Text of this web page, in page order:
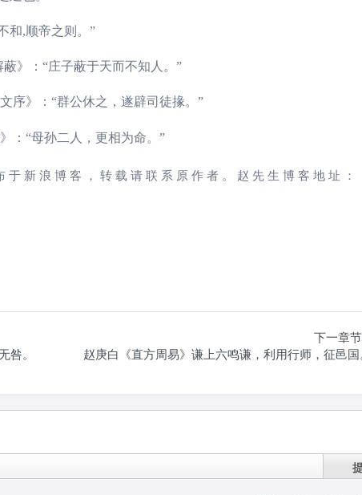
和,顺帝之则。”
》：“庄子蔽于天而不知人。”
序》：“群公休之，遂辟司徒掾。”
：“母孙二人，更相为命。”
新浪博客，转载请联系原作者。赵先生博客地址：
。
下一章节
赵庚白《直方周易》谦上六鸣谦，利用行师，征邑